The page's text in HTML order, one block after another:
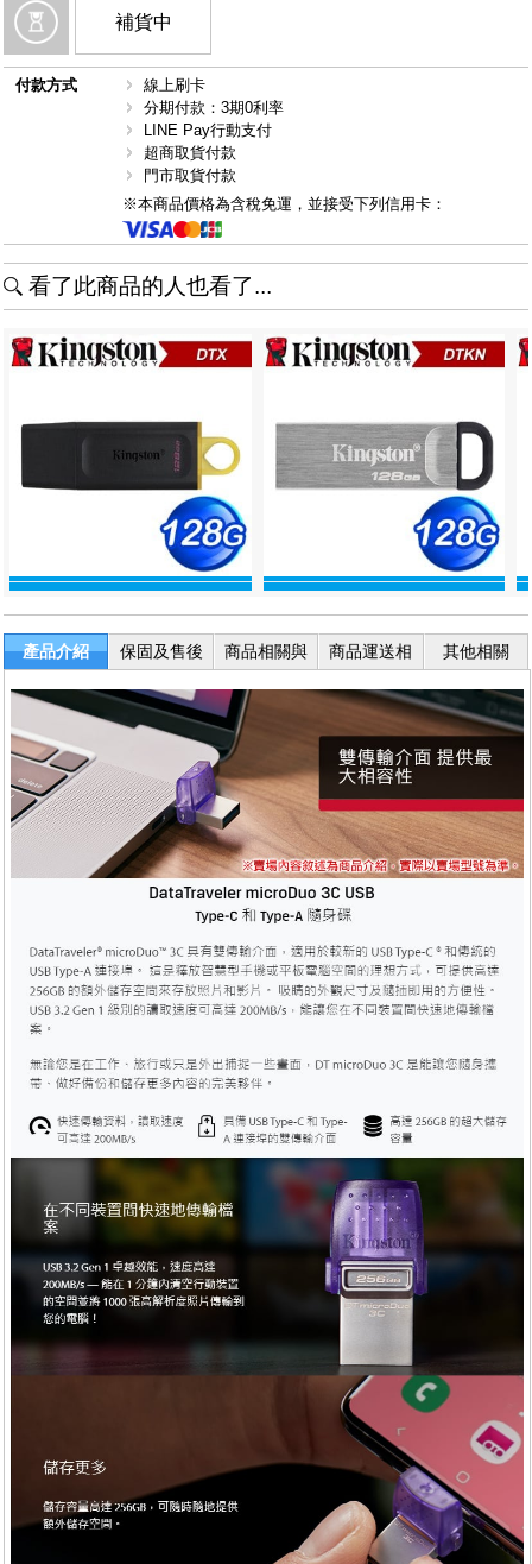
補貨中
付款方式
線上刷卡
分期付款：3期0利率
LINE Pay行動支付
超商取貨付款
門市取貨付款
※本商品價格為含稅免運，並接受下列信用卡：
看了此商品的人也看了...
產品介紹
保固及售後
服務
商品相關與
退換貨
商品運送相
關
其他相關